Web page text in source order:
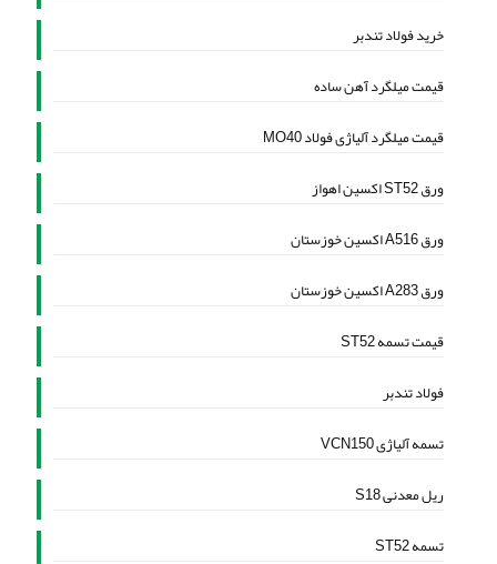
خرید فولاد تندبر
قیمت میلگرد آهن ساده
قیمت میلگرد آلیاژی فولاد MO40
ورق ST52 اکسین اهواز
ورق A516 اکسین خوزستان
ورق A283 اکسین خوزستان
قیمت تسمه ST52
فولاد تندبر
تسمه آلیاژی VCN150
ریل معدنی S18
تسمه ST52